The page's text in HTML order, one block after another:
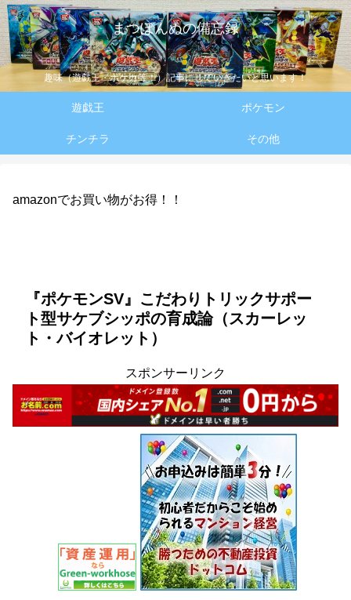
まつぽんぬの備忘録
趣味（遊戯王・ポケカ等！）記事にしていきたいと思います！
遊戯王 ポケモン
チンチラ その他
amazonでお買い物がお得！！
『ポケモンSV』こだわりトリックサポー
ト型サケブシッポの育成論（スカーレッ
ト・バイオレット）
スポンサーリンク